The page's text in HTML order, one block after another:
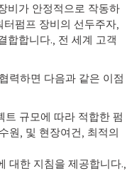
비가 안정적으로 작동하
터펌프 장비의 선두주자,
합합니다., 전 세계 고객
력하면 다음과 같은 이점
트 규모에 따라 적합한 펌
원, 및 현장여건, 최적의
대한 지침을 제공합니다.,